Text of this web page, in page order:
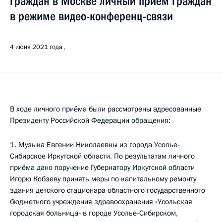
в режиме видео-конференц-связи
4 июня 2021 года
В ходе личного приёма были рассмотрены адресованные
Президенту Российской Федерации обращения:
1. Музыка Евгении Николаевны из города Усолье-
Сибирское Иркутской области. По результатам личного
приёма дано поручение Губернатору Иркутской области
Игорю Кобзеву принять меры по капитальному ремонту
здания детского стационара областного государственного
бюджетного учреждения здравоохранения «Усольская
городская больница» в городе Усолье-Сибирском,